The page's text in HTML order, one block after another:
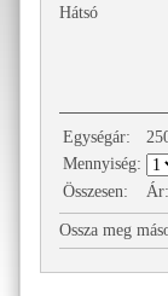
Hátsó
Egységár:
Mennyiség:
Összesen:
Ár:
Ossza meg